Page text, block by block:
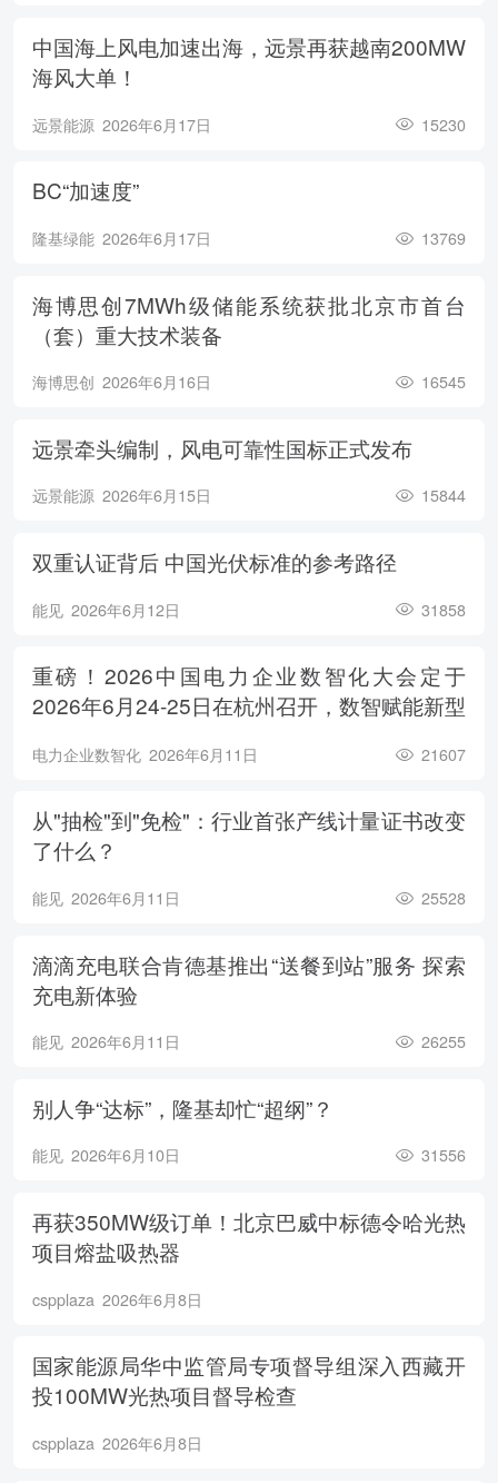
中国海上风电加速出海，远景再获越南200MW
海风大单！
远景能源 2026年6月17日 15230
BC“加速度”
隆基绿能 2026年6月17日 13769
海博思创7MWh级储能系统获批北京市首台
（套）重大技术装备
海博思创 2026年6月16日 16545
远景牵头编制，风电可靠性国标正式发布
远景能源 2026年6月15日 15844
双重认证背后 中国光伏标准的参考路径
能见 2026年6月12日 31858
重磅！2026中国电力企业数智化大会定于
2026年6月24-25日在杭州召开，数智赋能新型
电力企业数智化 2026年6月11日 21607
从"抽检"到"免检"：行业首张产线计量证书改变
了什么？
能见 2026年6月11日 25528
滴滴充电联合肯德基推出“送餐到站”服务 探索
充电新体验
能见 2026年6月11日 26255
别人争“达标”，隆基却忙“超纲”？
能见 2026年6月10日 31556
再获350MW级订单！北京巴威中标德令哈光热
项目熔盐吸热器
cspplaza 2026年6月8日
国家能源局华中监管局专项督导组深入西藏开
投100MW光热项目督导检查
cspplaza 2026年6月8日